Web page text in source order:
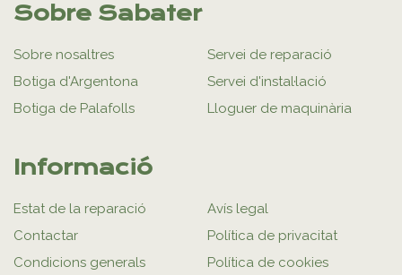
Sobre Sabater
Sobre nosaltres
Botiga d'Argentona
Botiga de Palafolls
Servei de reparació
Servei d'instal·lació
Lloguer de maquinària
Informació
Estat de la reparació
Contactar
Condicions generals
Avís legal
Política de privacitat
Política de cookies